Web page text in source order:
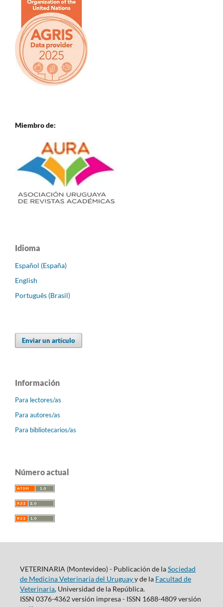
Miembro de:
Idioma
Español (España)
English
Português (Brasil)
Enviar un artículo
Información
Para lectores/as
Para autores/as
Para bibliotecarios/as
Número actual
VETERINARIA (Montevideo) - Publicación de laSociedad
de Medicina Veterinaria del Uruguayy de la Facultad de
Veterinaria, Universidad de la República.
ISSN 0376-4362 versión impresa - ISSN 1688-4809 versión